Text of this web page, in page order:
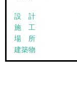
設 計
施 工
場 所
建築物